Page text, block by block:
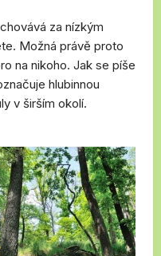
za nízkým
Možná právě proto
na nikoho. Jak se píše
hlubinnou
v širším okolí.